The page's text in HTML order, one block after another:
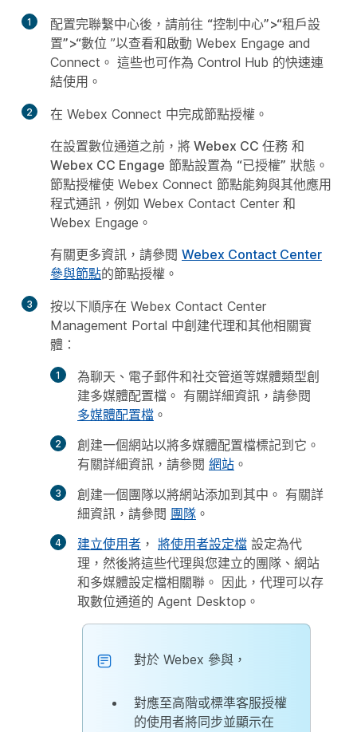
1 配置完聯繫中心後，請前往 “控制中心”>“租戶設
置”>“數位 ”以查看和啟動 Webex Engage and
Connect。 這些也可作為 Control Hub 的快速連
結使用。
2
在 Webex Connect 中完成節點授權。
在設置數位通道之前，將 Webex CC 任務 和
Webex CC Engage 節點設置為 “已授權” 狀態。
節點授權使 Webex Connect 節點能夠與其他應用
程式通訊，例如 Webex Contact Center 和
Webex Engage。
有關更多資訊，請參閱 Webex Contact Center
參與節點的節點授權。
3
按以下順序在 Webex Contact Center
Management Portal 中創建代理和其他相關實
體：
為聊天、電子郵件和社交管道等媒體類型創
建多媒體配置檔。 有關詳細資訊，請參閱
多媒體配置檔 。
創建一個網站以將多媒體配置檔標記到它。
有關詳細資訊，請參閱 網站 。
創建一個團隊以將網站添加到其中。 有關詳
細資訊，請參閱 團隊 。
建立使用者 ， 將使用者設定檔 設定為代
理，然後將這些代理與您建立的團隊、網站
和多媒體設定檔相關聯。 因此，代理可以存
取數位通道的 Agent Desktop。
對於 Webex 參與，
對應至高階或標準客服授權
的使用者將同步並顯示在